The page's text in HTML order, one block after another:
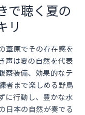
で聴く夏の
リ
葦原でその存在感を
声は夏の自然を代表
察装備、効果的なテ
者まで楽しめる野鳥
に行動し、豊かな水
日本の自然が奏でる